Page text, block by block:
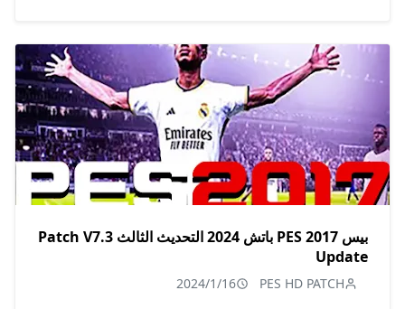
بيس 2017 PES باتش 2024 التحديث الثالث Patch V7.3
Update
PES HD PATCH
2024/1/16